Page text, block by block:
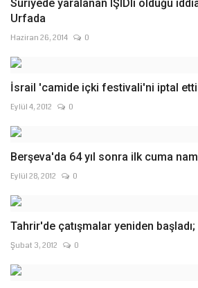
Suriyede yaralanan IŞIDli olduğu
Urfada
Haziran 26, 2014 0
İsrail 'camide içki festivali'ni iptal etti
Eylül 4, 2012 0
Berşeva'da 64 yıl sonra ilk cuma
Eylül 28, 2012 0
Tahrir'de çatışmalar yeniden
Şubat 3, 2012 0